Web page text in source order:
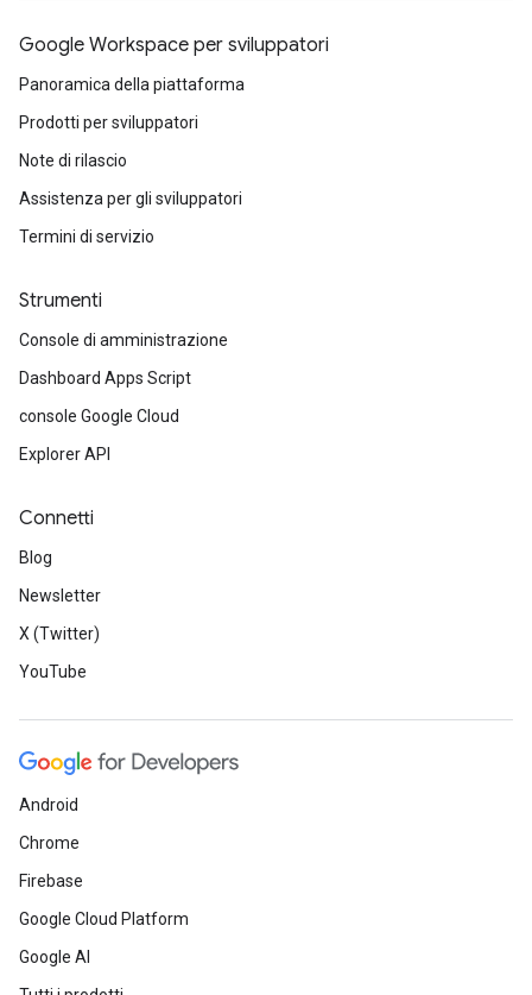
Google Workspace per sviluppatori
Panoramica della piattaforma
Prodotti per sviluppatori
Note di rilascio
Assistenza per gli sviluppatori
Termini di servizio
Strumenti
Console di amministrazione
Dashboard Apps Script
console Google Cloud
Explorer API
Connetti
Blog
Newsletter
X (Twitter)
YouTube
Android
Chrome
Firebase
Google Cloud Platform
Google AI